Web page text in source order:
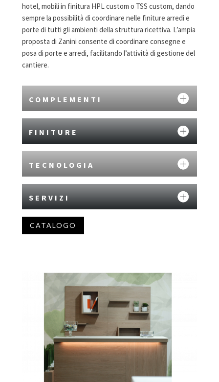
hotel, mobili in finitura HPL custom o TSS custom, dando
sempre la possibilità di coordinare nelle finiture arredi e
porte di tutti gli ambienti della struttura ricettiva. L’ampia
proposta di Zanini consente di coordinare consegne e
posa di porte e arredi, facilitando l’attività di gestione del
cantiere.
COMPLEMENTI
FINITURE
TECNOLOGIA
SERVIZI
CATALOGO